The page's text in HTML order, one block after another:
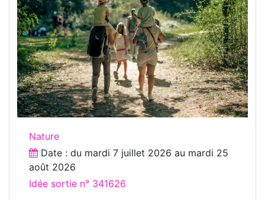
Nature
Date : du mardi 7 juillet 2026 au mardi 25
août 2026
Idée sortie n° 341626